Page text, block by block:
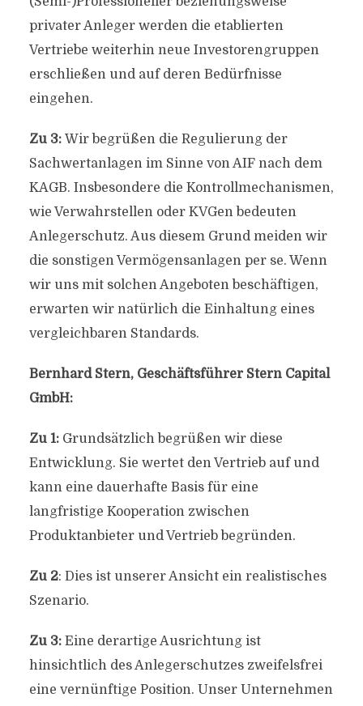
privater Anleger werden die etablierten
Vertriebe weiterhin neue Investorengruppen
erschließen und auf deren Bedürfnisse
eingehen.
Zu 3:Wir begrüßen die Regulierung der
Sachwertanlagen im Sinne von AIF nach dem
KAGB. Insbesondere die Kontrollmechanismen,
wie Verwahrstellen oder KVGen bedeuten
Anlegerschutz. Aus diesem Grund meiden wir
die sonstigen Vermögensanlagen per se. Wenn
wir uns mit solchen Angeboten beschäftigen,
erwarten wir natürlich die Einhaltung eines
vergleichbaren Standards.
Bernhard Stern, Geschäftsführer Stern Capital
GmbH:
Zu 1:Grundsätzlich begrüßen wir diese
Entwicklung. Sie wertet den Vertrieb auf und
kann eine dauerhafte Basis für eine
langfristige Kooperation zwischen
Produktanbieter und Vertrieb begründen.
Zu 2: Dies ist unserer Ansicht ein realistisches
Szenario.
Zu 3:Eine derartige Ausrichtung ist
hinsichtlich des Anlegerschutzes zweifelsfrei
eine vernünftige Position. Unser Unternehmen